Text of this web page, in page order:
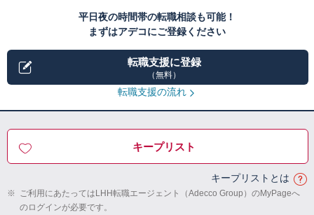
平日夜の時間帯の転職相談も可能！
まずはアデコにご登録ください
転職支援に登録
（無料）
転職支援の流れ
キープリスト
キープリストとは
※ ご利用にあたってはLHH転職エージェント（Adecco Group）のMyPageへ
のログインが必要です。